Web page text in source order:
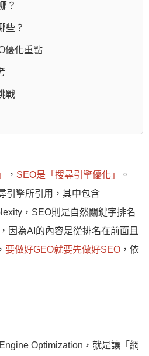
？
些？
優化重點
戰
， SEO是「搜尋引擎優化」
。
引擎所引用，其中包含
，SEO則是自然關鍵字排名
因為AI的內容是從排名在前面且
要做好GEO就要先做好SEO ，依
Optimization，就是讓「網